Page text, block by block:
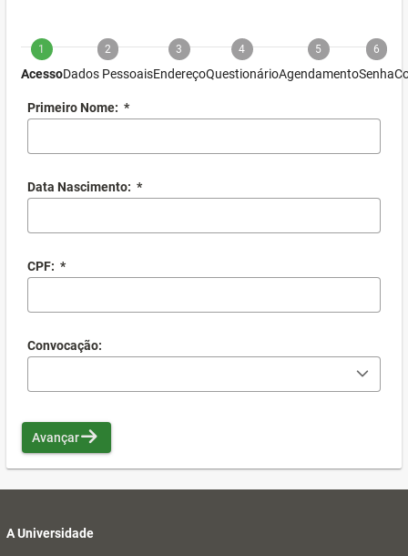
1
Acesso
2
Dados Pessoais
3
Endereço
4
Questionário
5
Agendamento
6
Senha
Primeiro Nome: *
Data Nascimento: *
CPF: *
Convocação:
Avançar
A Universidade